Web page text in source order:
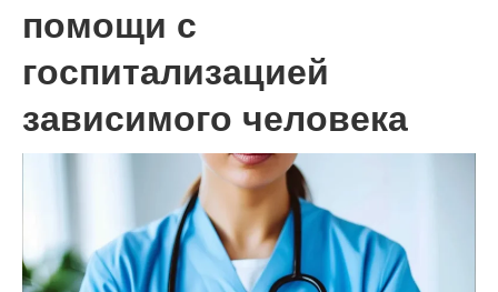
помощи с
госпитализацией
зависимого человека